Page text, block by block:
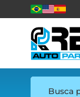
Busca